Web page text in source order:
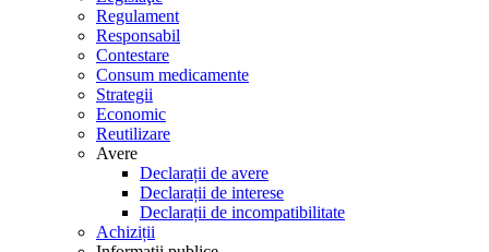
Regulament
Responsabil
Contestare
Consum medicamente
Strategii
Economic
Reutilizare
Avere
Declarații de avere
Declarații de interese
Declarații de incompatibilitate
Achiziții